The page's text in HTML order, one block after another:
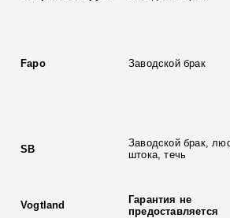
Fapo Заводской брак
SB
Заводской брак,
штока, течь
Vogtland
Гарантия не
предоставляется